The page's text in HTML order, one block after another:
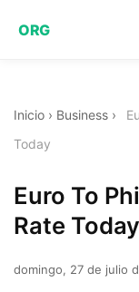
ORG
Inicio › Business ›
Today
Euro To
Rate Today
domingo, 27 de julio